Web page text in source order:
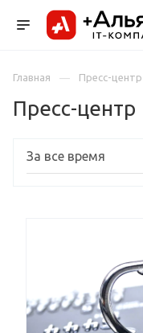
Главная Пресс-центр
Пресс-центр